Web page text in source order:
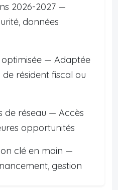
2026-2027 —
données
— Adaptée
résident fiscal ou
de réseau — Accès
opportunités
clé en main —
gestion